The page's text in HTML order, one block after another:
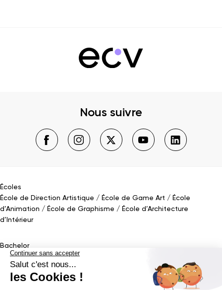
Nous suivre
Écoles
École de Direction Artistique
École de Game Art
École
d’Animation
École de Graphisme
École d’Architecture
d’Intérieur
Bachelor
Bachelor Design Graphique
Bachelor Conception UI (en alternance)
Bachelor Cinéma
d’Animation 2D/3D
Bachelor Game
Interactive Design